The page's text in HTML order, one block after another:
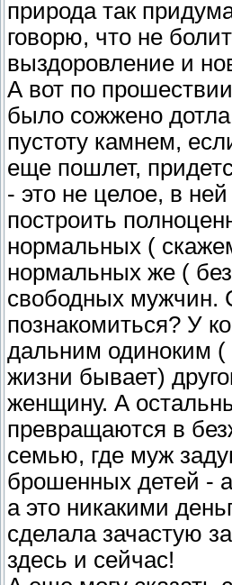
природа так
говорю, что не
выздоровление и
А вот по
было сожжено
пустоту камнем,
еще пошлет,
- это не целое, в
построить
нормальных (
нормальных же (
свободных мужчин.
познакомиться? У
дальним одиноким (
жизни бывает)
женщину. А
превращаются в
семью, где муж
брошенных детей -
а это никакими
сделала зачастую
здесь и сейчас!